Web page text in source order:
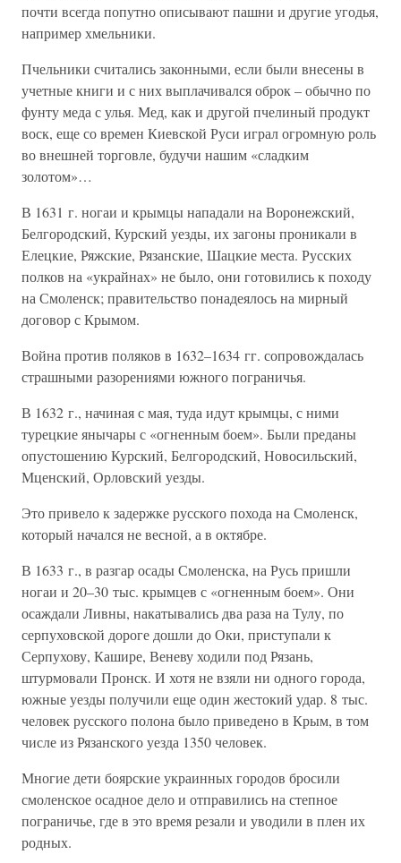
почти всегда попутно описывают пашни и другие угодья,
например хмельники.
Пчельники считались законными, если были внесены в
учетные книги и с них выплачивался оброк – обычно по
фунту меда с улья. Мед, как и другой пчелиный продукт
воск, еще со времен Киевской Руси играл огромную роль
во внешней торговле, будучи нашим «сладким
золотом»…
В 1631 г. ногаи и крымцы нападали на Воронежский,
Белгородский, Курский уезды, их загоны проникали в
Елецкие, Ряжские, Рязанские, Шацкие места. Русских
полков на «украйнах» не было, они готовились к походу
на Смоленск; правительство понадеялось на мирный
договор с Крымом.
Война против поляков в 1632–1634 гг. сопровождалась
страшными разорениями южного пограничья.
В 1632 г., начиная с мая, туда идут крымцы, с ними
турецкие янычары с «огненным боем». Были преданы
опустошению Курский, Белгородский, Новосильский,
Мценский, Орловский уезды.
Это привело к задержке русского похода на Смоленск,
который начался не весной, а в октябре.
В 1633 г., в разгар осады Смоленска, на Русь пришли
ногаи и 20–30 тыс. крымцев с «огненным боем». Они
осаждали Ливны, накатывались два раза на Тулу, по
серпуховской дороге дошли до Оки, приступали к
Серпухову, Кашире, Веневу ходили под Рязань,
штурмовали Пронск. И хотя не взяли ни одного города,
южные уезды получили еще один жестокий удар. 8 тыс.
человек русского полона было приведено в Крым, в том
числе из Рязанского уезда 1350 человек.
Многие дети боярские украинных городов бросили
смоленское осадное дело и отправились на степное
пограничье, где в это время резали и уводили в плен их
родных.